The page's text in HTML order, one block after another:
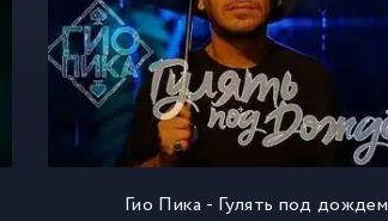
Гио Пика - Гулять под дождем